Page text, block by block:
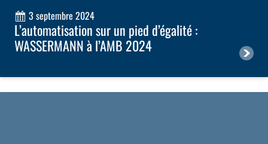
3 septembre 2024
L’automatisation sur un pied d’égalité :
WASSERMANN à l’AMB 2024